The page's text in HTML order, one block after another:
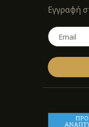
Εγγραφή